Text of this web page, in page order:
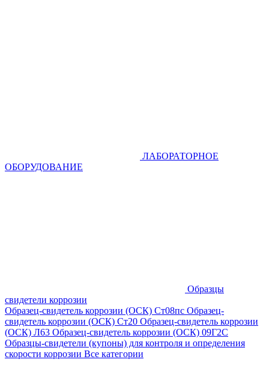
ЛАБОРАТОРНОЕ
ОБОРУДОВАНИЕ
Образцы
свидетели коррозии
Образец-свидетель коррозии (ОСК) Ст08пс Образец-
свидетель коррозии (ОСК) Ст20 Образец-свидетель коррозии
(ОСК) Л63 Образец-свидетель коррозии (ОСК) 09Г2С
Образцы-свидетели (купоны) для контроля и определения
скорости коррозии Все категории